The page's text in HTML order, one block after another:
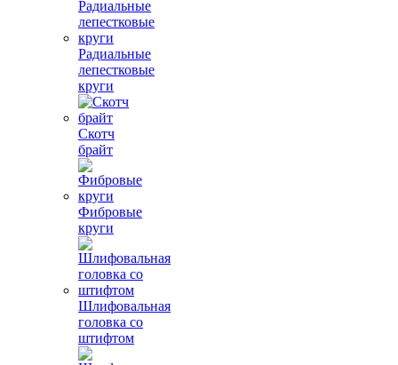
Радиальные
лепестковые
круги
Скотч
брайт
Фибровые
круги
Шлифовальная
головка со
штифтом